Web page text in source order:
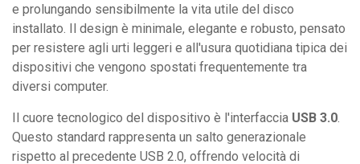
e prolungando sensibilmente la vita utile del disco
installato. Il design è minimale, elegante e robusto, pensato
per resistere agli urti leggeri e all'usura quotidiana tipica dei
dispositivi che vengono spostati frequentemente tra
diversi computer.
Il cuore tecnologico del dispositivo è l'interfaccia USB 3.0.
Questo standard rappresenta un salto generazionale
rispetto al precedente USB 2.0, offrendo velocità di